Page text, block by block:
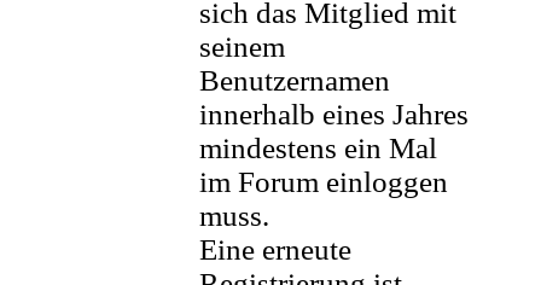
sich das Mitglied mit
seinem
Benutzernamen
innerhalb eines Jahres
mindestens ein Mal
im Forum einloggen
muss.
Eine erneute